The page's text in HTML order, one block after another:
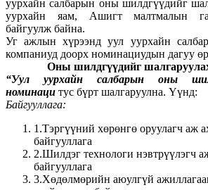
уурхайн салбарын оны шилдгүүдийг
уурхайн яам, Ашигт малтмалын
байгуулж байна.
Уг ажлын хүрээнд уул уурхайн
компаниуд доорх номинациудын дагуу
Оны шилдгүүдийг
“Уул уурхайн салбарын оны
номинаци тус бүрт шалгаруулна. Үүнд:
Байгууллага:
1.Тэргүүний хөрөнгө оруулагч аж
байгууллага
2.Шилдэг технологи нэвтрүүлэгч
байгууллага
3.Хөдөлмөрийн аюулгүй